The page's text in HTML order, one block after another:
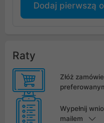
Dodaj pierwszą
Raty
Złóż
Wypełnij
mailem